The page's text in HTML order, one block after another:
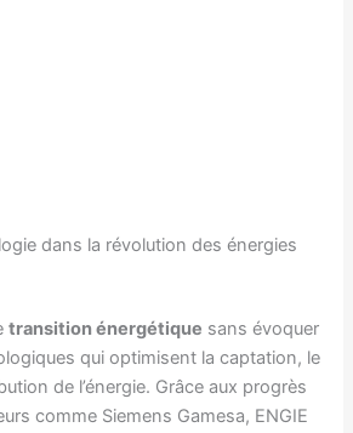
dans la révolution des énergies
transition énergétique sans évoquer
qui optimisent la captation, le
de l’énergie. Grâce aux progrès
comme Siemens Gamesa, ENGIE